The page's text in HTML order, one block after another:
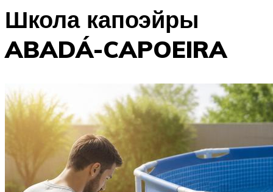
Школа капоэйры
ABADÁ-CAPOEIRA